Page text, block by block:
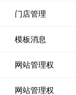
门店管理
模板消息
网站管理权
网站管理权